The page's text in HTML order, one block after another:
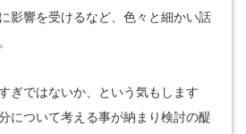
影響を受けるなど、色々と細かい話
ぎではないか、という気もします
について考える事が納まり検討の醍